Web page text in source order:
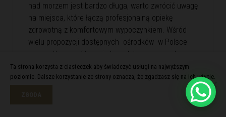
nad morzem jest bardzo długa, warto zwrócić uwagę
na miejsca, które łączą profesjonalną opiekę
zdrowotną z komfortowym wypoczynkiem. Wśród
wielu propozycji dostępnych ośrodków w Polsce
szczególnie wyróżnia się kompleks wypoczynkowy
Róża Wiatrów. Oferuje skuteczną rehabilitację
i relaks w malowniczej nadmorskiej scenerii. Róża
Ta strona korzysta z ciasteczek aby świadczyć usługi na najwyższym
poziomie. Dalsze korzystanie ze strony oznacza, że zgadzasz się na ich użycie.